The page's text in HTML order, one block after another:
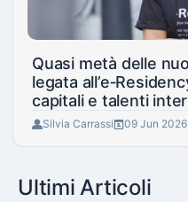
Quasi metà delle
legata
capitali e talenti
Silvia Carrassi 09 Jun 2026
Ultimi Articoli